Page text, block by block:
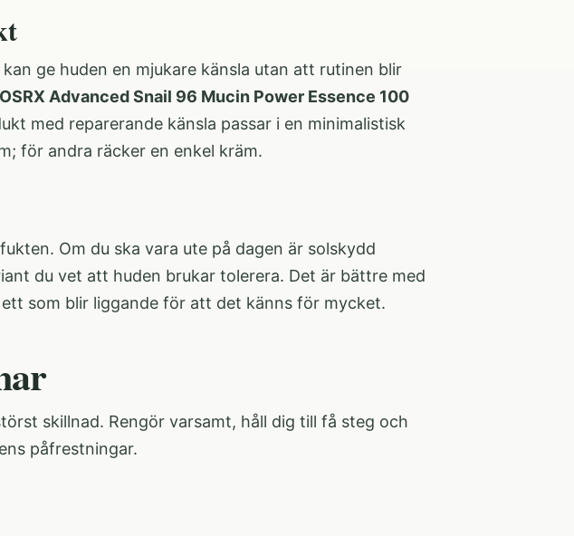
ge huden en mjukare känsla utan att rutinen blir
Advanced Snail 96 Mucin Power Essence 100
med reparerande känsla passar i en minimalistisk
för andra räcker en enkel kräm.
Om du ska vara ute på dagen är solskydd
du vet att huden brukar tolerera. Det är bättre med
som blir liggande för att det känns för mycket.
skillnad. Rengör varsamt, håll dig till få steg och
påfrestningar.